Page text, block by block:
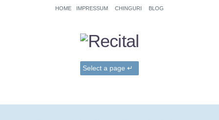
HOME IMPRESSUM CHINGURI BLOG